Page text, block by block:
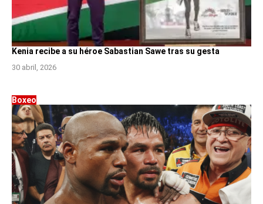
Kenia recibe a su héroe Sabastian Sawe tras su gesta
30 abril, 2026
Boxeo